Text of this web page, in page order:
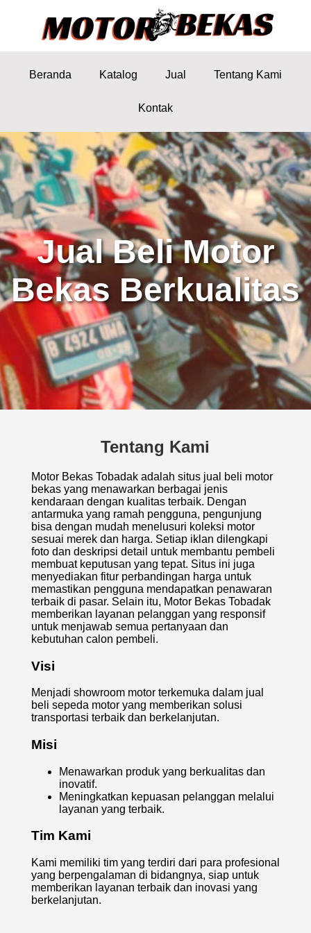
Beranda Katalog Jual Tentang Kami
Kontak
Jual Beli Motor
Bekas Berkualitas
Tentang Kami
Motor Bekas Tobadak adalah situs jual beli motor
bekas yang menawarkan berbagai jenis
kendaraan dengan kualitas terbaik. Dengan
antarmuka yang ramah pengguna, pengunjung
bisa dengan mudah menelusuri koleksi motor
sesuai merek dan harga. Setiap iklan dilengkapi
foto dan deskripsi detail untuk membantu pembeli
membuat keputusan yang tepat. Situs ini juga
menyediakan fitur perbandingan harga untuk
memastikan pengguna mendapatkan penawaran
terbaik di pasar. Selain itu, Motor Bekas Tobadak
memberikan layanan pelanggan yang responsif
untuk menjawab semua pertanyaan dan
kebutuhan calon pembeli.
Visi
Menjadi showroom motor terkemuka dalam jual
beli sepeda motor yang memberikan solusi
transportasi terbaik dan berkelanjutan.
Misi
Menawarkan produk yang berkualitas dan
inovatif.
Meningkatkan kepuasan pelanggan melalui
layanan yang terbaik.
Tim Kami
Kami memiliki tim yang terdiri dari para profesional
yang berpengalaman di bidangnya, siap untuk
memberikan layanan terbaik dan inovasi yang
berkelanjutan.